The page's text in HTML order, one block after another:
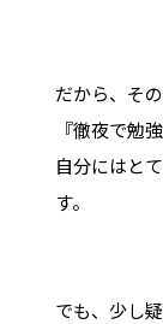
だから、そ
『徹夜で勉
自分にはと
す。
でも、少し